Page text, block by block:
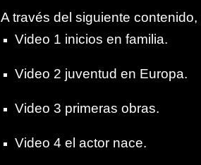
A través del siguiente
Video 1 inicios en familia.
Video 2 juventud en Europa.
Video 3 primeras obras.
Video 4 el actor nace.